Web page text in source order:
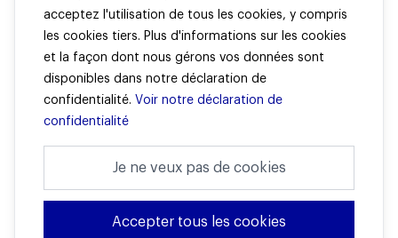
acceptez l'utilisation de tous les cookies, y compris
les cookies tiers. Plus d'informations sur les cookies
et la façon dont nous gérons vos données sont
disponibles dans notre déclaration de
confidentialité. Voir notre déclaration de
confidentialité
Je ne veux pas de cookies
Accepter tous les cookies
particuliers via des conseillers en assurance indépendants.
Assurance